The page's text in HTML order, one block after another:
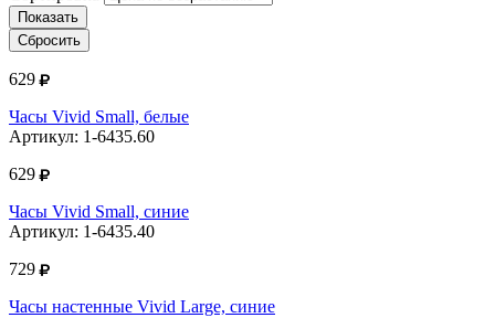
Показать
Сбросить
629
Часы Vivid Small, белые
Артикул: 1-6435.60
629
Часы Vivid Small, синие
Артикул: 1-6435.40
729
Часы настенные Vivid Large, синие